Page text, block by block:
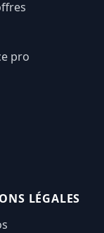
pro
LÉGALES